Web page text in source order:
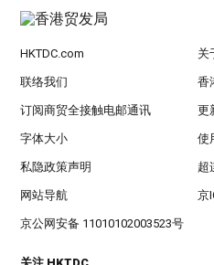
HKTDC.com 关
联络我们 香
订阅商贸全接触电邮通讯 更
字体大小 使
私隐政策声明 超
网站导航 京
京公网安备 11010102003523号